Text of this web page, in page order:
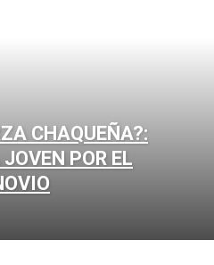
CHAQUEÑA?:
POR EL